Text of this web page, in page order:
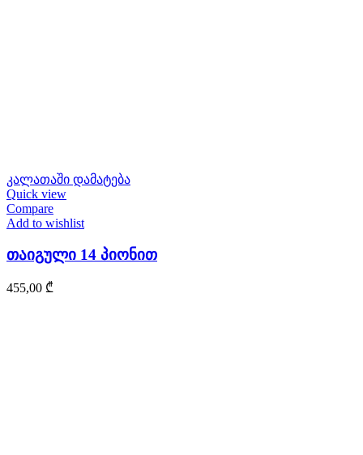
კალათაში დამატება
Quick view
Compare
Add to wishlist
თაიგული 14 პიონით
455,00 ₾